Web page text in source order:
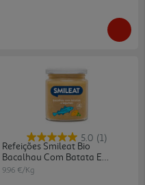
5.0 (1)
Refeições Smileat Bio
Bacalhau Com Batata E
Legumes 230gr
9.96 €/Kg